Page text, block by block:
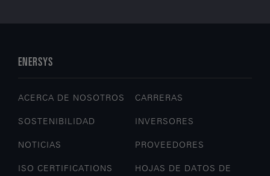
ENERSYS
ACERCA DE NOSOTROS CARRERAS
SOSTENIBILIDAD INVERSORES
NOTICIAS PROVEEDORES
ISO CERTIFICATIONS
HOJAS DE DATOS DE